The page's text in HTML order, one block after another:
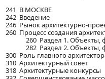
241 В МОСКВЕ
242 Введение
246 Рынок архитектурно-
260 Процесс создания
260 Раздел 1. Объекты,
282 Раздел 2. Объекты,
300 Роль главного
310 Архитектурный совет
318 Архитектурные конкурсы